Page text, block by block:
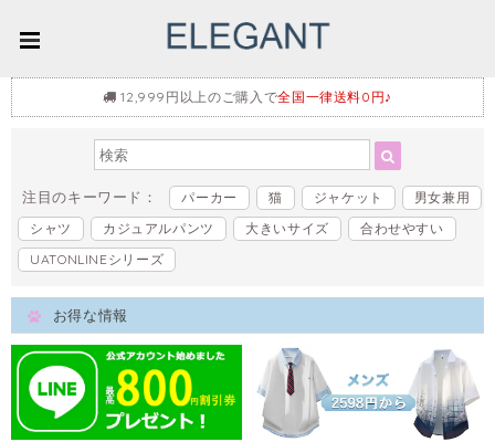
12,999円以上のご購入で全国一律送料0円♪
注目のキーワード： パーカー 猫 ジャケット
男女兼用
シャツ
カジュアルパンツ 大きいサイズ
合わせやすい
UATONLINEシリーズ
お得な情報